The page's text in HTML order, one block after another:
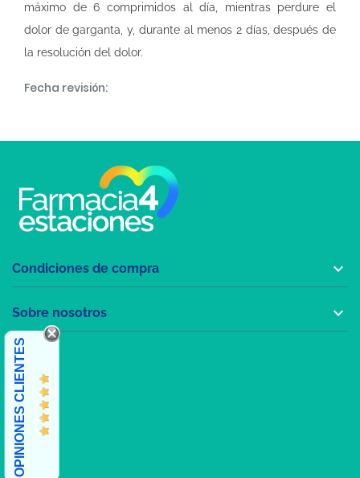
máximo de 6 comprimidos al día, mientras perdure el
dolor de garganta, y, durante al menos 2 días, después de
la resolución del dolor.
Fecha revisión:
Condiciones de compra 
Sobre nosotros 
OPINIONES CLIENTES